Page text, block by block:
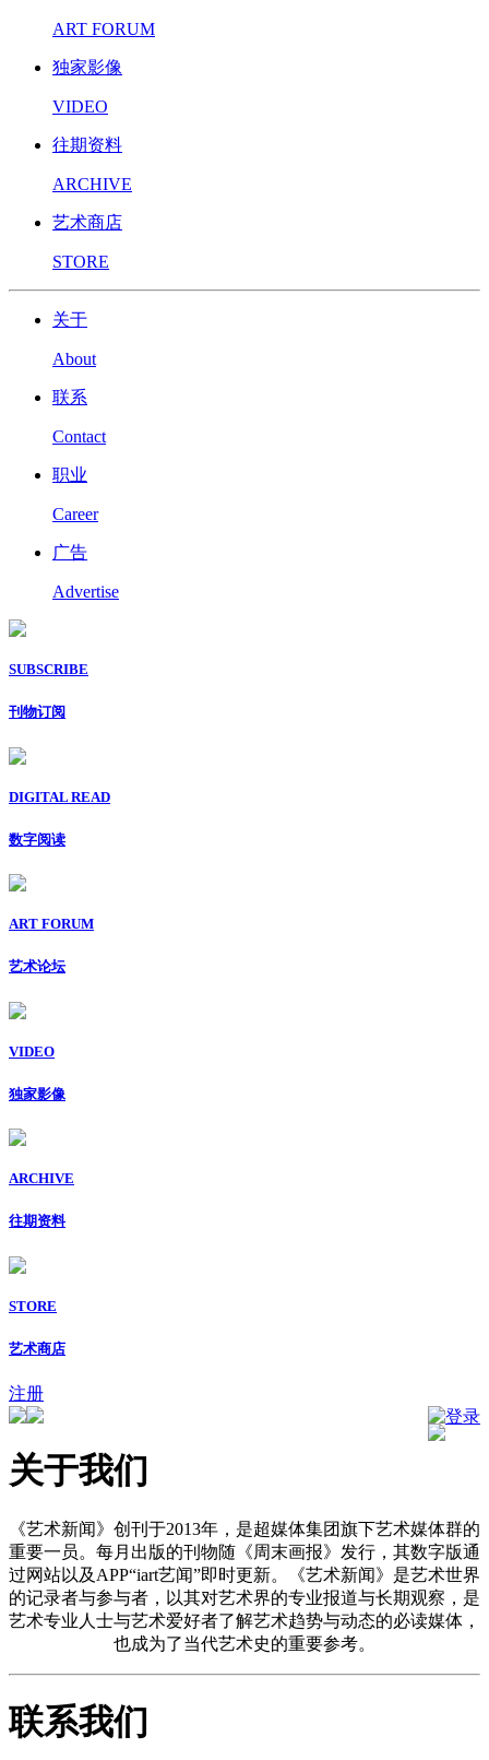
ART FORUM
独家影像
VIDEO
往期资料
ARCHIVE
艺术商店
STORE
关于
About
联系
Contact
职业
Career
广告
Advertise
SUBSCRIBE
刊物订阅
DIGITAL READ
数字阅读
ART FORUM
艺术论坛
VIDEO
独家影像
ARCHIVE
往期资料
STORE
艺术商店
注册
登录
关于我们
《艺术新闻》创刊于2013年，是超媒体集团旗下艺术媒体群的
重要一员。每月出版的刊物随《周末画报》发行，其数字版通
过网站以及APP“iart艺闻”即时更新。《艺术新闻》是艺术世界
的记录者与参与者，以其对艺术界的专业报道与长期观察，是
艺术专业人士与艺术爱好者了解艺术趋势与动态的必读媒体，
也成为了当代艺术史的重要参考。
联系我们